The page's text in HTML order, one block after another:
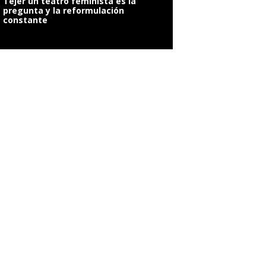
pregunta y la reformulación
constante